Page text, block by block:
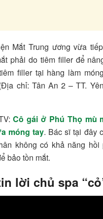
Mắt Trung ương vừa
phải do tiêm filler để
filler tại hàng làm
chỉ: Tân An 2 – TT.
Cô gái ở Phú Thọ mù
móng tay. Bác sĩ tại đây
không có khả năng hồi
bảo tồn mắt.
lời chủ spa